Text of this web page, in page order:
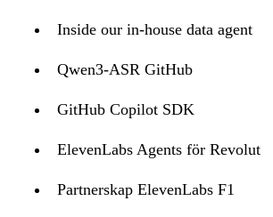
Inside our in-house data agent
Qwen3-ASR GitHub
GitHub Copilot SDK
ElevenLabs Agents för Revolut
Partnerskap ElevenLabs F1